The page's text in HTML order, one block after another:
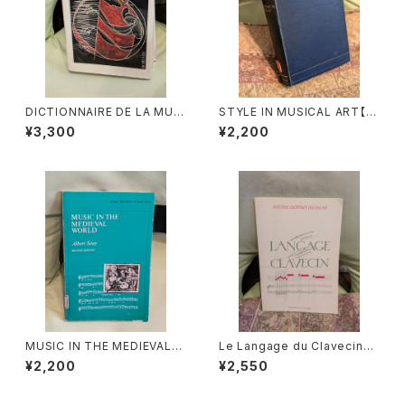
DICTIONNAIRE DE LA MUSI
QUE Ⅱ:les mens et leurs
œuvres『音楽辞典：人物とその
¥3,300
STYLE IN MUSICAL ART【著
者：C. HUBERT H.PARRY】出
版社：MACMILLAN AND CO,
¥2,200
MUSIC IN THE MEDIEVAL
WORLD【著者：Albert Seay】
出版社：PRENTICE-HALL, IN
¥2,200
Le Langage du Clavecin
【著者：ANTOINE GEOFFROY
DECHAUME】出版社：EDITIO
¥2,550